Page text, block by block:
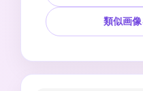
エリア、テキストな
紋章なし、選手の肖像
なしを作成します。
類似画